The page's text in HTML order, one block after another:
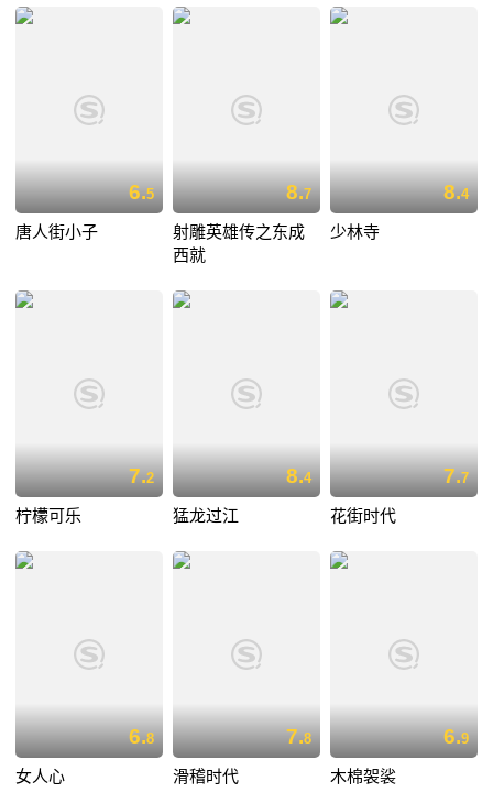
6.5
唐人街小子
8.7
射雕英雄传之东成
西就
8.4
少林寺
7.2
柠檬可乐
8.4
猛龙过江
7.7
花街时代
6.8
女人心
7.8
滑稽时代
6.9
木棉袈裟